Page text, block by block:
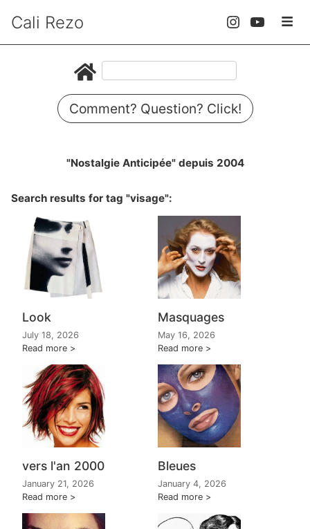
Cali Rezo
Comment? Question? Click!
"Nostalgie Anticipée" depuis 2004
Search results for tag "visage":
Look
July 18, 2026
Read more
Masquages
May 16, 2026
Read more
vers l'an 2000
January 21, 2026
Read more
Bleues
January 4, 2026
Read more